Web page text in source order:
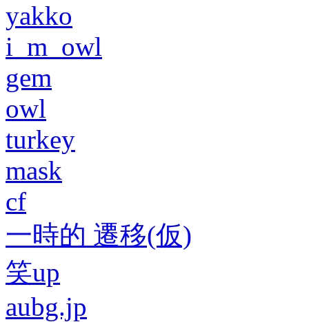
yakko
i_m_owl
gem
owl
turkey
mask
cf
一時的 遷移(仮)
笑up
aubg.jp